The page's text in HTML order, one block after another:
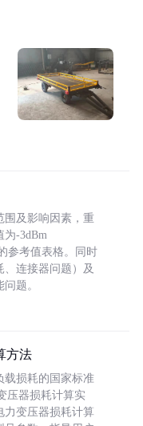
围及影响因素，重
为-3dBm
参考值表格。同时
连接器问题）及
题。
方法
载损耗的国家标准
压器损耗计算实
力变压器损耗计算